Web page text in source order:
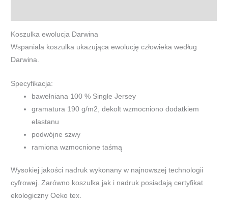
Koszulka ewolucja Darwina
Wspaniała koszulka ukazująca ewolucję człowieka według
Darwina.
Specyfikacja:
bawełniana 100 % Single Jersey
gramatura 190 g/m2, dekolt wzmocniono dodatkiem
elastanu
podwójne szwy
ramiona wzmocnione taśmą
Wysokiej jakości nadruk wykonany w najnowszej technologii
cyfrowej. Zarówno koszulka jak i nadruk posiadają certyfikat
ekologiczny Oeko tex.